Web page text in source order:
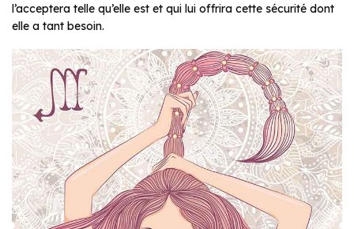
l’acceptera telle qu’elle est et qui lui offrira cette sécurité dont
elle a tant besoin.